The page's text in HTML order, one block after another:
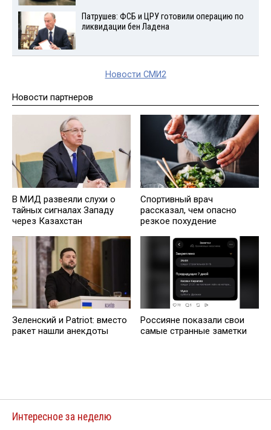
Патрушев: ФСБ и ЦРУ готовили операцию по
ликвидации бен Ладена
Новости СМИ2
Новости партнеров
В МИД развеяли слухи о
тайных сигналах Западу
через Казахстан
Спортивный врач
рассказал, чем опасно
резкое похудение
Зеленский и Patriot: вместо
ракет нашли анекдоты
Россияне показали свои
самые странные заметки
Интересное за неделю